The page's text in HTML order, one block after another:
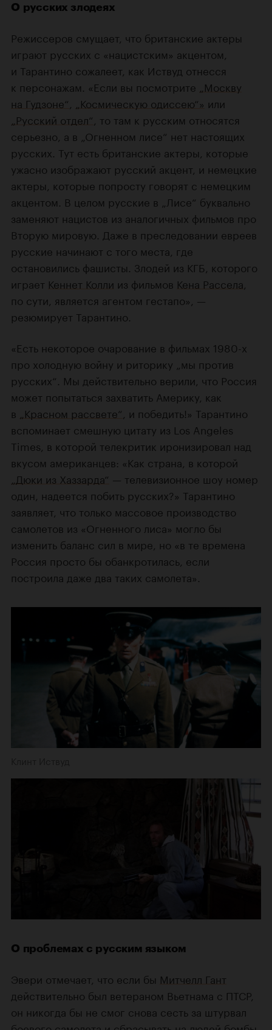
О русских злодеях
Режиссеров смущает, что британские актеры
играют русских с «нацистским» акцентом,
и Тарантино сожалеет, как Иствуд отнесся
к персонажам. «Если вы посмотрите
„Москву
на Гудзоне“, „Космическую одиссею“» или
„Русский отдел“, то там к русским относятся
серьезно, а в „Огненном лисе“ нет настоящих
русских. Тут есть британские актеры, которые
ужасно изображают русский акцент, и немецкие
актеры, которые попросту говорят с немецким
акцентом. В целом русские в „Лисе“ буквально
заменяют нацистов из аналогичных фильмов про
Вторую мировую. Даже в преследовании евреев
русские начинают с того места, где
остановились фашисты. Злодей из КГБ, которого
играет Кеннет Колли из фильмов Кена Рассела,
по сути, является агентом гестапо», —
резюмирует Тарантино.
«Есть некоторое очарование в фильмах 1980-х
про холодную войну и риторику „мы против
русских“. Мы действительно верили, что Россия
может попытаться захватить Америку, как
в
„Красном рассвете“, и победить!» Тарантино
вспоминает смешную цитату из Los Angeles
Times, в которой телекритик иронизировал над
вкусом американцев: «Как страна, в которой
„Дюки из Хаззарда“ — телевизионное шоу номер
один, надеется побить русских?» Тарантино
заявляет, что только массовое производство
самолетов из «Огненного лиса» могло бы
изменить баланс сил в мире, но «в те времена
Россия просто бы обанкротилась, если
построила даже два таких самолета».
О проблемах с русским языком
Эвери отмечает, что если бы Митчелл Гант
действительно был ветераном Вьетнама с ПТСР,
он никогда бы не смог снова сесть за штурвал